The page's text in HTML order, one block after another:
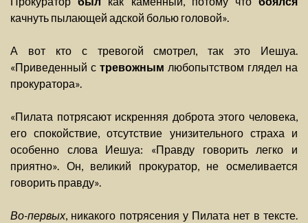
качнуть пылающей адской болью головой».
А вот кто с тревогой смотрел, так это Иешуа.
«Приведенный с тревожным любопытством глядел на
прокуратора».
«Пилата потрясают искренняя доброта этого человека,
его спокойствие, отсутствие унизительного страха и
особенно слова Иешуа: «Правду говорить легко и
приятно». Он, великий прокуратор, не осмеливается
говорить правду».
Во-первых, никакого потрясения у Пилата нет в тексте.